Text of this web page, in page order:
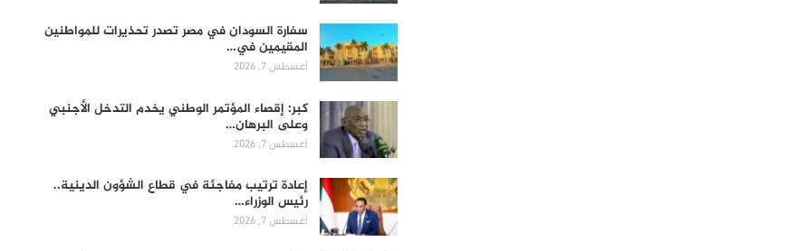
سفارة السودان في مصر تصدر تحذيرات للمواطنين
المقيمين في…
أغسطس 7, 2026
كبر: إقصاء المؤتمر الوطني يخدم التدخل الأجنبي
وعلى البرهان…
أغسطس 7, 2026
إعادة ترتيب مفاجئة في قطاع الشؤون الدينية..
رئيس الوزراء…
أغسطس 7, 2026